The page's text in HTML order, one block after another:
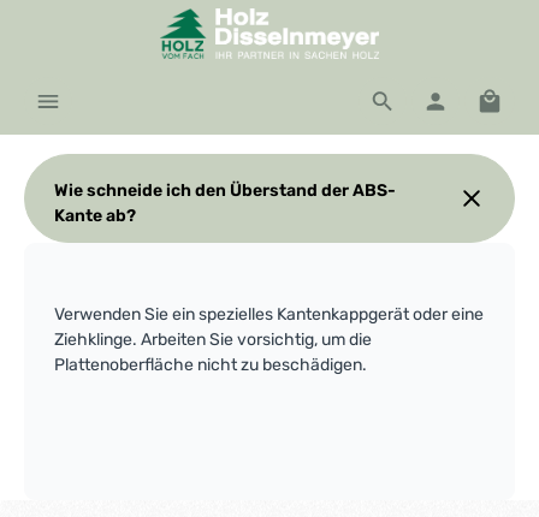
Zum Hauptinhalt springen
Wie schneide ich den Überstand der ABS-
Kante ab?
Verwenden Sie ein spezielles Kantenkappgerät oder eine
Ziehklinge. Arbeiten Sie vorsichtig, um die
Plattenoberfläche nicht zu beschädigen.